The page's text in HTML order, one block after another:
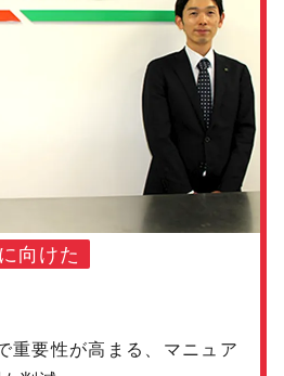
向けた
重要性が高まる、マニュア